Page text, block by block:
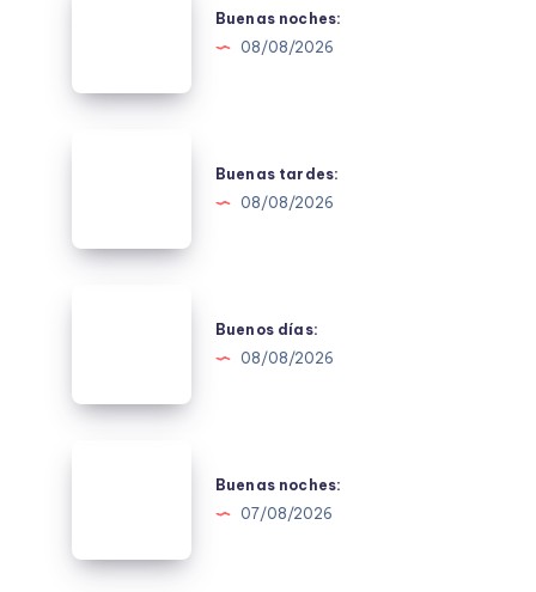
Buenas noches:
08/08/2026
Buenas tardes:
08/08/2026
Buenos días:
08/08/2026
Buenas noches:
07/08/2026